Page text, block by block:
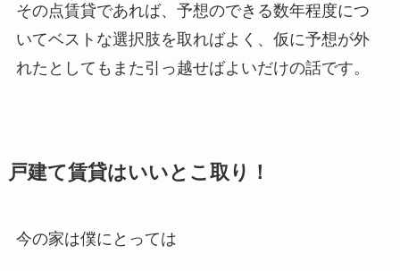
その点賃貸であれば、予想のできる数年程度につ
いてベストな選択肢を取ればよく、仮に予想が外
れたとしてもまた引っ越せばよいだけの話です。
戸建て賃貸はいいとこ取り！
今の家は僕にとっては